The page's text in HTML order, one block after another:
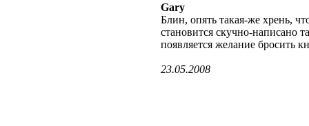
Gary
Блин, опять такая-же хрень,
становится скучно-написано
появляется желание бросить
23.05.2008